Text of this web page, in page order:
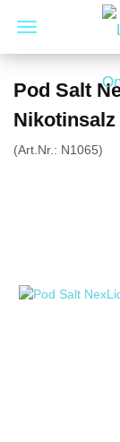
Pod Salt
(Art.Nr.: N1065)